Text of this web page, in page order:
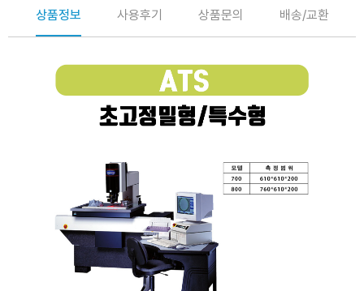
상품정보 사용후기 상품문의 배송/교환